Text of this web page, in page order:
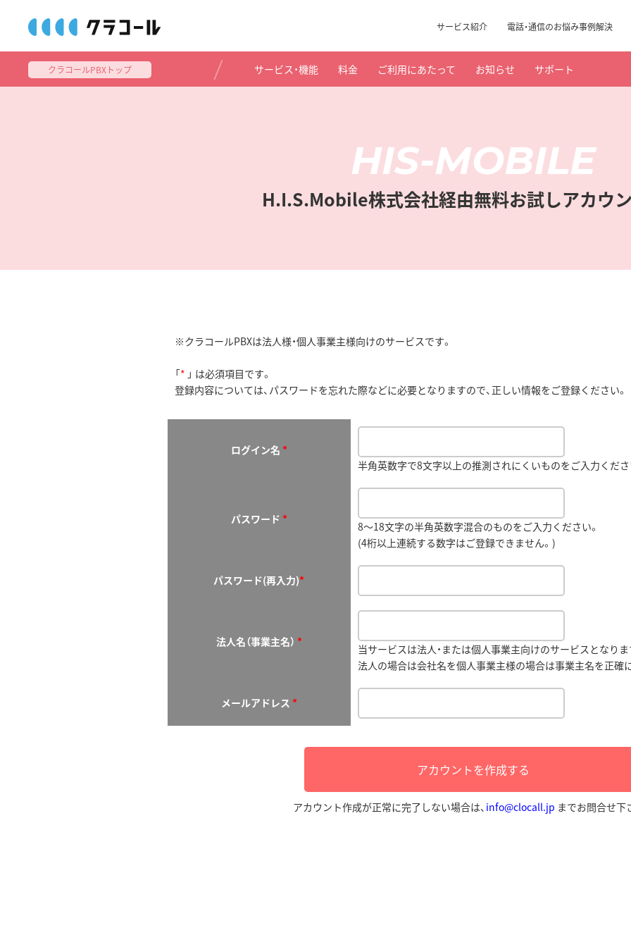
C
c
a
サービス紹介 電話・通信のお悩み事例解決
クラコールPBXトップ サービス・機能 料金 ご利用にあたって お知らせ サポート
HIS-MOBILE
H.I.S.Mobile株式会社経由無料お試しアカウ
※クラコールPBXは法人様・個人事業主様向けのサービスです。
「* 」 は必須項目です。
登録内容については、パスワードを忘れた際などに必要となりますので、正しい情報をご登録ください。
ログイン名 *
半角英数字で8文字以上の推測されにくいものをご入力くださ
パスワード *
8～18文字の半角英数字混合のものをご入力ください。
(4桁以上連続する数字はご登録できません。)
パスワード(再入力)*
法人名（事業主名） *
当サービスは法人・または個人事業主向けのサービスとなりま
法人の場合は会社名を個人事業主様の場合は事業主名を正確
メールアドレス *
アカウント作成が正常に完了しない場合は、 info@clocall.jp までお問合せ下